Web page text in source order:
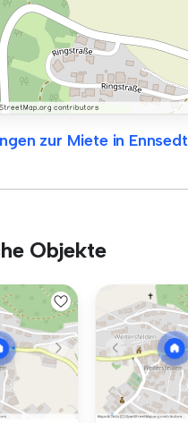
zur Miete in Ennsedt
Objekte